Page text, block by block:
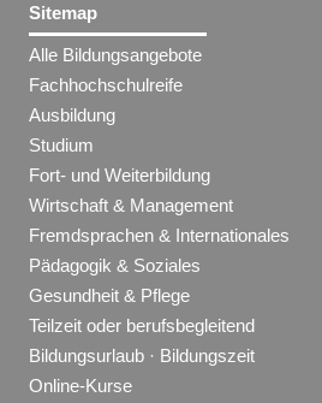
Sitemap
Alle Bildungsangebote
Fachhochschulreife
Ausbildung
Studium
Fort- und Weiterbildung
Wirtschaft & Management
Fremdsprachen & Internationales
Pädagogik & Soziales
Gesundheit & Pflege
Teilzeit oder berufsbegleitend
Bildungsurlaub · Bildungszeit
Online-Kurse